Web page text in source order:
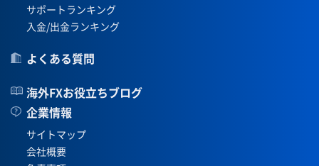
サポートランキング
入金/出金ランキング
よくある質問
海外FXお役立ちブログ
企業情報
サイトマップ
会社概要